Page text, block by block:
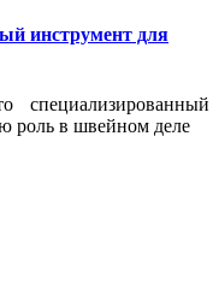
инструмент для
роль в швейном деле